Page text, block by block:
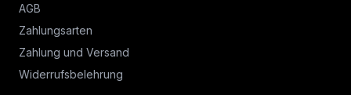
AGB
Zahlungsarten
Zahlung und Versand
Widerrufsbelehrung